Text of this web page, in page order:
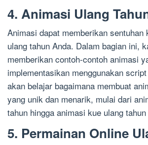
4. Animasi Ulang
Animasi dapat memberikan sentuhan
ulang tahun Anda. Dalam bagian ini,
memberikan contoh-contoh animasi
implementasikan menggunakan
akan belajar bagaimana membuat
yang unik dan menarik, mulai dari
tahun hingga animasi kue ulang
5. Permainan Online